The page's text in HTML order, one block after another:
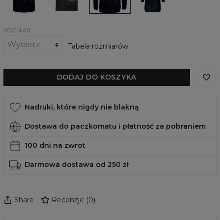
Leopard Leopard
ROZMIAR
Tabela rozmiarów
DODAJ DO KOSZYKA
Nadruki, które nigdy nie blakną
Dostawa do paczkomatu i płatność za pobraniem
100 dni na zwrot
Darmowa dostawa od 250 zł
Share Recenzje (0)